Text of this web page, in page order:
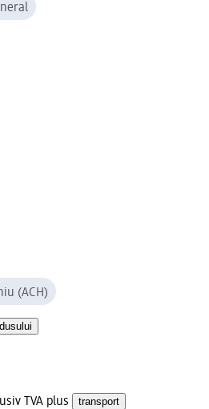
(ACH)
TVA plus transport